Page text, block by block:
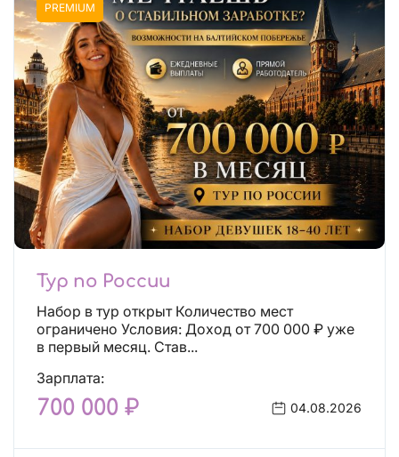
PREMIUM
Тур по России
Набор в тур открыт Количество мест
ограничено Условия: Доход от 700 000 ₽ уже
в первый месяц. Став...
Зарплата:
700 000 ₽ 04.08.2026